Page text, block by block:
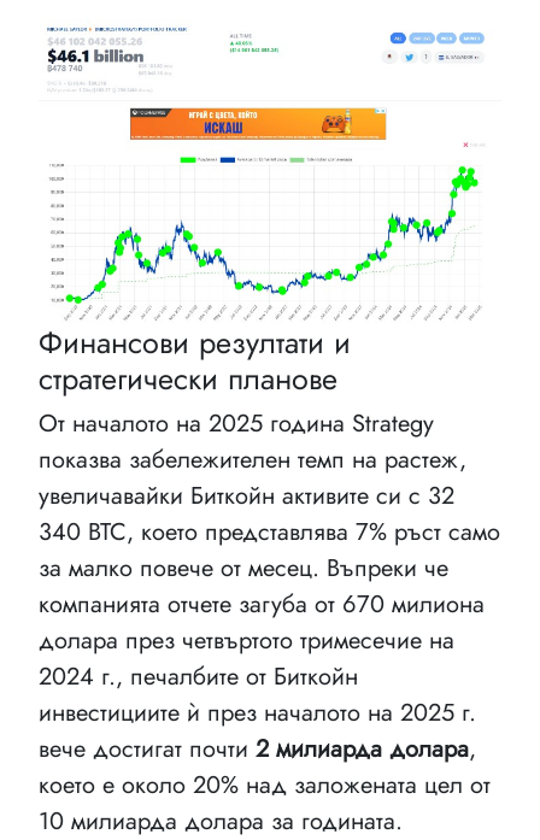
Финансови резултати и
стратегически планове
От началото на 2025 година Strategy
показва забележителен темп на растеж,
увеличавайки Биткойн активите си с 32
340 BTC, което представлява 7% ръст само
за малко повече от месец. Въпреки че
компанията отчете загуба от 670 милиона
долара през четвъртото тримесечие на
2024 г., печалбите от Биткойн
инвестициите ѝ през началото на 2025 г.
вече достигат почти 2 милиарда долара,
което е около 20% над заложената цел от
10 милиарда долара за годината.